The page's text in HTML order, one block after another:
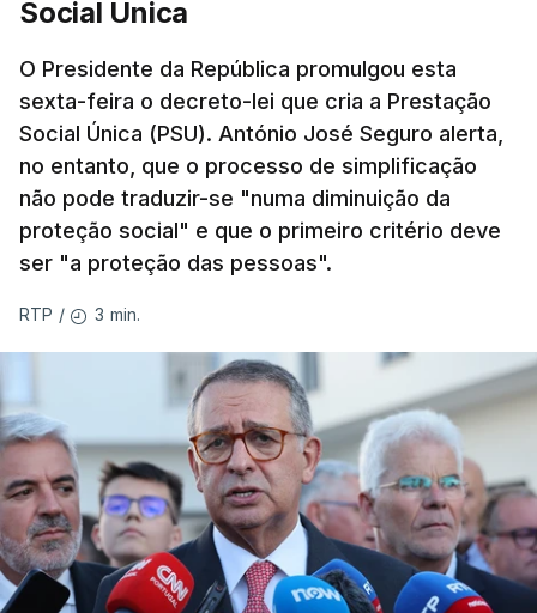
Social Única
O Presidente da República promulgou esta
sexta-feira o decreto-lei que cria a Prestação
Social Única (PSU). António José Seguro alerta,
no entanto, que o processo de simplificação
não pode traduzir-se "numa diminuição da
proteção social" e que o primeiro critério deve
ser "a proteção das pessoas".
RTP / 3 min.